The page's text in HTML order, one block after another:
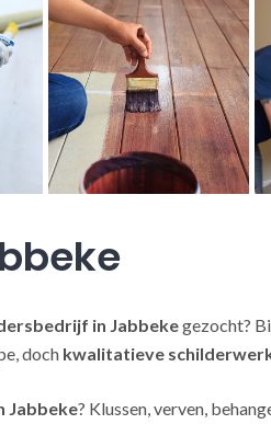
in Jabbekegezocht?
doch kwalitatieve
Jabbeke? Klussen, verven,